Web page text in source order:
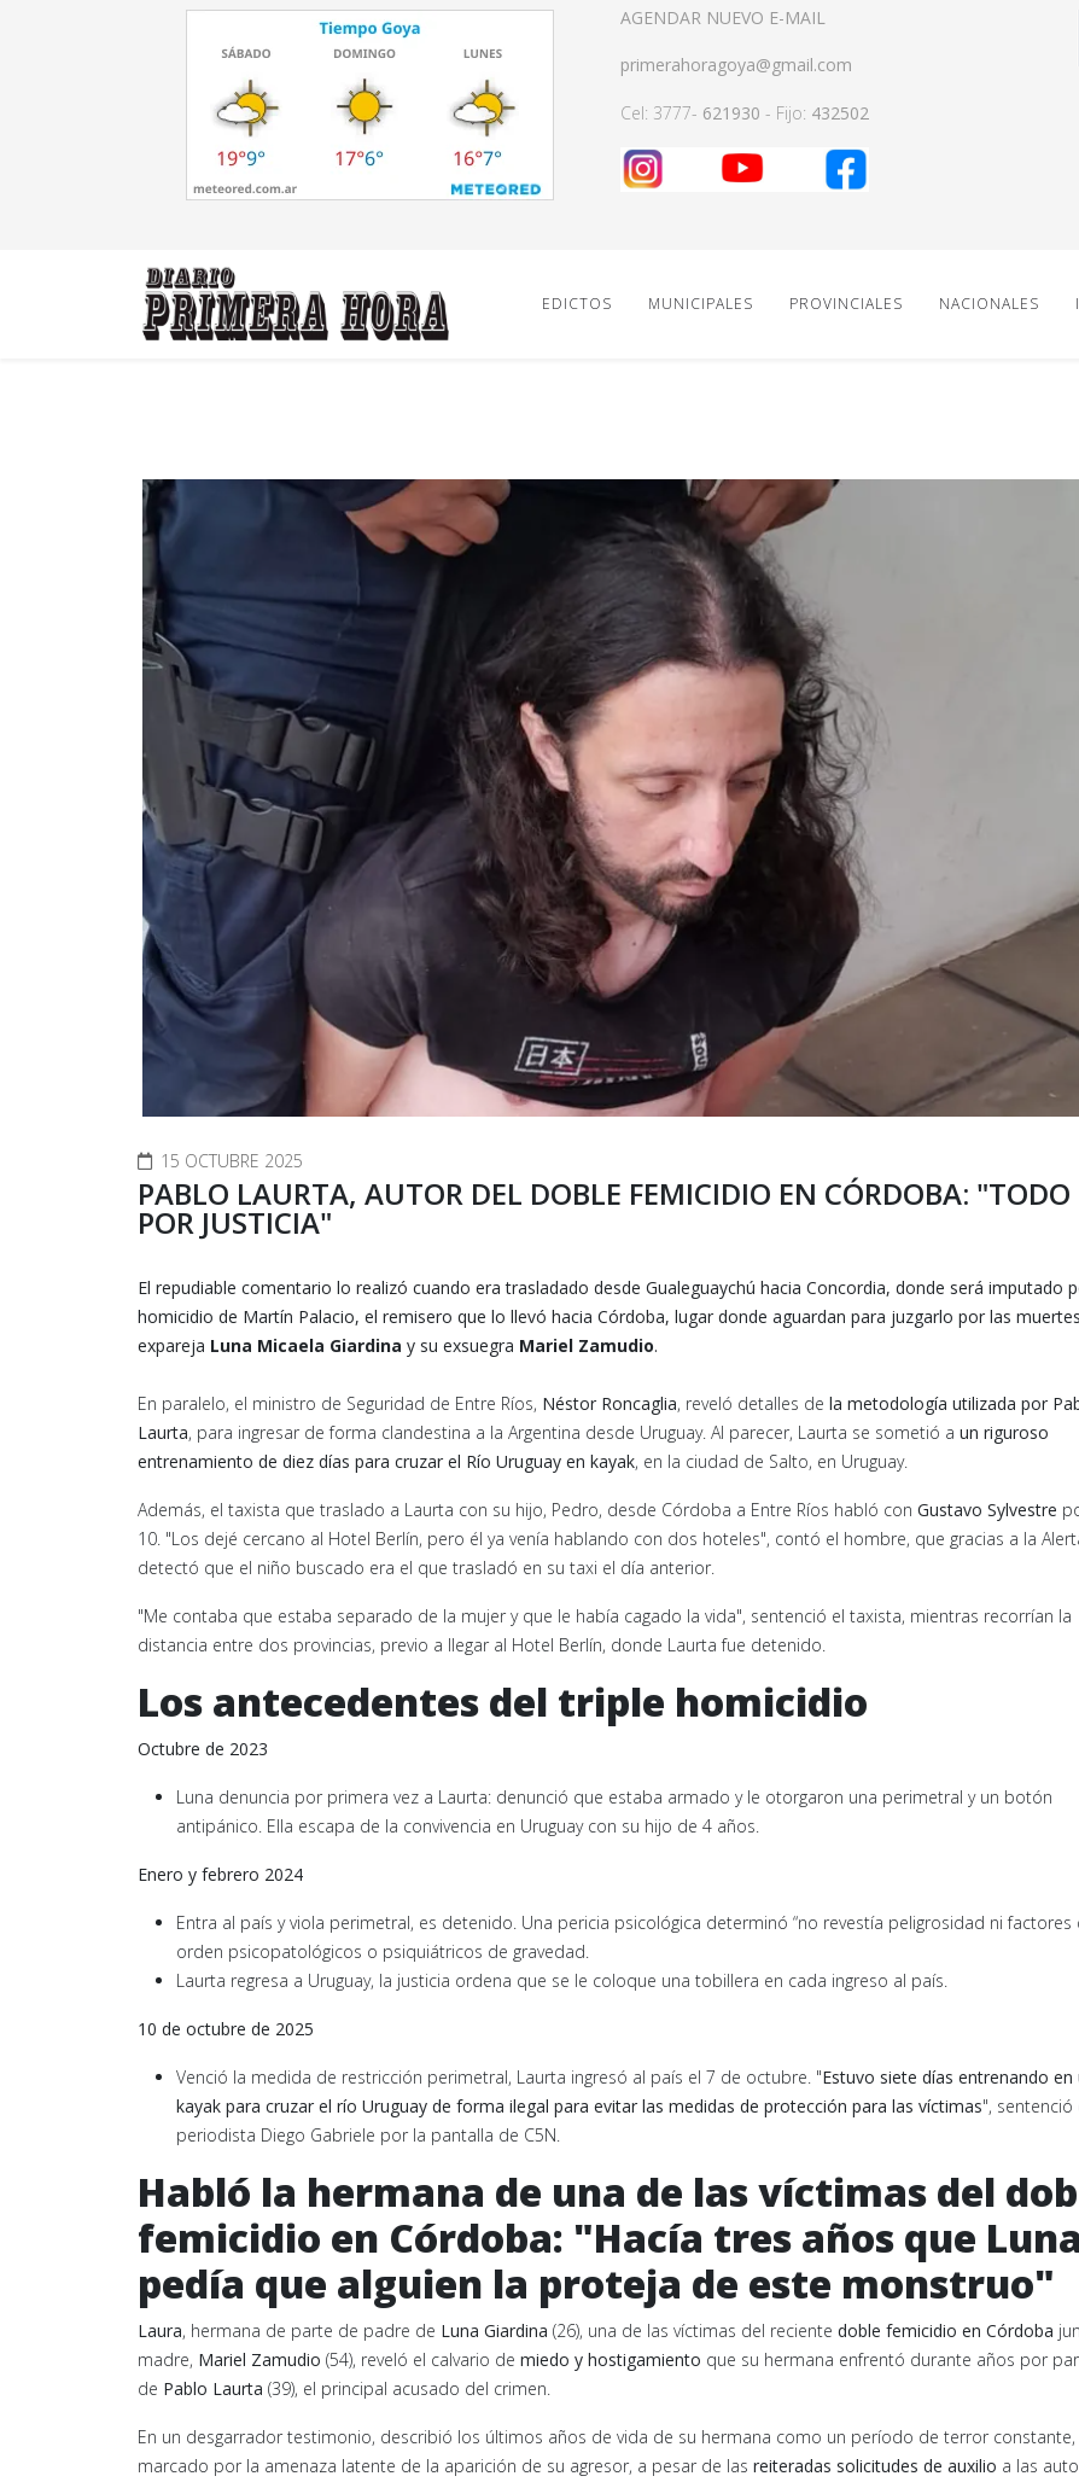
AGENDAR NUEVO E-MAIL
primerahoragoya@gmail.com
Cel: 3777- 621930 - Fijo: 432502
EDICTOS MUNICIPALES PROVINCIALES NACIONALES
15 OCTUBRE 2025
PABLO LAURTA, AUTOR DEL DOBLE FEMICIDIO EN CÓRDOBA: "TODO
POR JUSTICIA"
El repudiable comentario lo realizó cuando era trasladado desde Gualeguaychú hacia Concordia, donde será imputado
homicidio de Martín Palacio, el remisero que lo llevó hacia Córdoba, lugar donde aguardan para juzgarlo por las
expareja Luna Micaela Giardina y su exsuegra Mariel Zamudio.
En paralelo, el ministro de Seguridad de Entre Ríos, Néstor Roncaglia, reveló detalles de la metodología utilizada por
Laurta, para ingresar de forma clandestina a la Argentina desde Uruguay. Al parecer, Laurta se sometió a un riguroso
entrenamiento de diez días para cruzar el Río Uruguay en kayak, en la ciudad de Salto, en Uruguay.
Además, el taxista que traslado a Laurta con su hijo, Pedro, desde Córdoba a Entre Ríos habló con Gustavo Sylvestre
10. "Los dejé cercano al Hotel Berlín, pero él ya venía hablando con dos hoteles", contó el hombre, que gracias a la
detectó que el niño buscado era el que trasladó en su taxi el día anterior.
"Me contaba que estaba separado de la mujer y que le había cagado la vida", sentenció el taxista, mientras recorrían la
distancia entre dos provincias, previo a llegar al Hotel Berlín, donde Laurta fue detenido.
Los antecedentes del triple homicidio
Octubre de 2023
Luna denuncia por primera vez a Laurta: denunció que estaba armado y le otorgaron una perimetral y un botón
antipánico. Ella escapa de la convivencia en Uruguay con su hijo de 4 años.
Enero y febrero 2024
Entra al país y viola perimetral, es detenido. Una pericia psicológica determinó “no revestía peligrosidad ni factores
orden psicopatológicos o psiquiátricos de gravedad.
Laurta regresa a Uruguay, la justicia ordena que se le coloque una tobillera en cada ingreso al país.
10 de octubre de 2025
Venció la medida de restricción perimetral, Laurta ingresó al país el 7 de octubre. "Estuvo siete días entrenando en
kayak para cruzar el río Uruguay de forma ilegal para evitar las medidas de protección para las víctimas", sentenció
periodista Diego Gabriele por la pantalla de C5N.
Habló la hermana de una de las víctimas del
femicidio en Córdoba: "Hacía tres años que Luna
pedía que alguien la proteja de este monstruo"
Laura, hermana de parte de padre de Luna Giardina (26), una de las víctimas del reciente doble femicidio en Córdoba
madre, Mariel Zamudio (54), reveló el calvario de miedo y hostigamiento que su hermana enfrentó durante años por
de Pablo Laurta (39), el principal acusado del crimen.
En un desgarrador testimonio, describió los últimos años de vida de su hermana como un período de terror constante,
marcado por la amenaza latente de la aparición de su agresor, a pesar de las reiteradas solicitudes de auxilio a las